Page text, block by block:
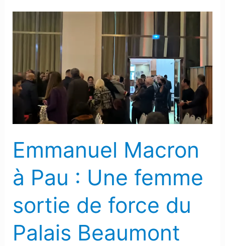
Emmanuel Macron
à Pau : Une femme
sortie de force du
Palais Beaumont
Emmanuel
Macron
:
Une
femme
sortie
force
Palais